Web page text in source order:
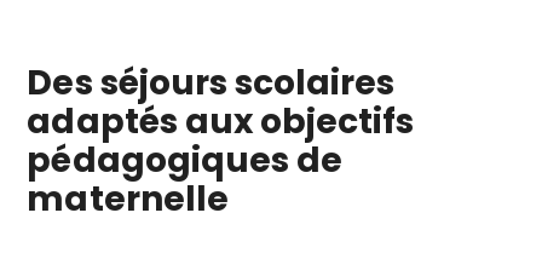
Des séjours scolaires
adaptés aux objectifs
pédagogiques de
maternelle